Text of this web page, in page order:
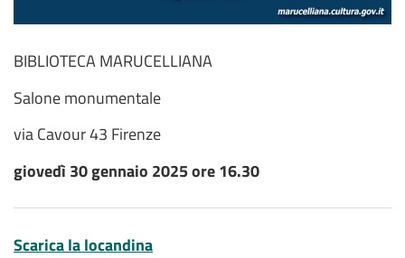
BIBLIOTECA MARUCELLIANA
Salone monumentale
via Cavour 43 Firenze
giovedì 30 gennaio 2025 ore 16.30
Scarica la locandina